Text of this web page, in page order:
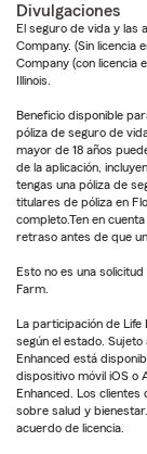
Divulgaciones
El seguro de vida y las
Company. (Sin licencia
Company (con licencia
Illinois.
Beneficio disponible
póliza de seguro de
mayor de 18 años
de la aplicación,
tengas una póliza de
titulares de póliza en
completo.Ten en
retraso antes de que
Esto no es una
Farm.
La participación de Life
según el estado.
Enhanced está
dispositivo móvil iOS o
Enhanced. Los
sobre salud y
acuerdo de licencia.